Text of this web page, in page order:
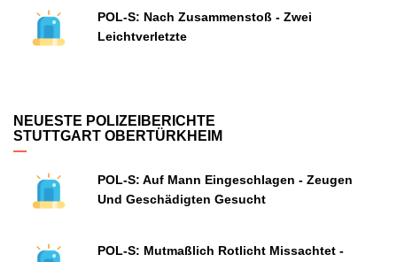
POL-S: Nach Zusammenstoß - Zwei
Leichtverletzte
NEUESTE POLIZEIBERICHTE
STUTTGART OBERTÜRKHEIM
POL-S: Auf Mann Eingeschlagen - Zeugen
Und Geschädigten Gesucht
POL-S: Mutmaßlich Rotlicht Missachtet -